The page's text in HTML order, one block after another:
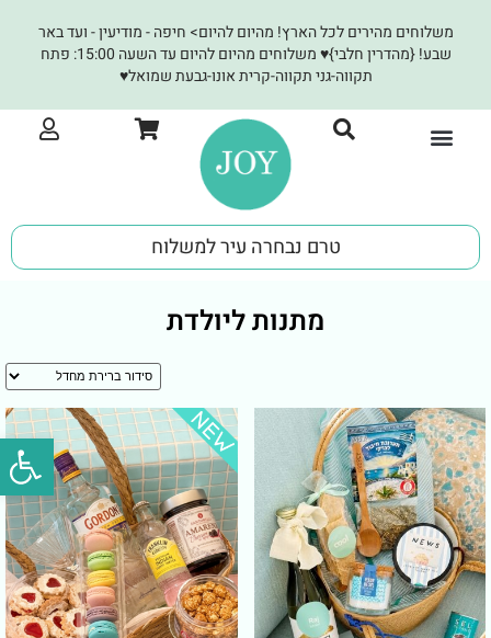
פתח
משלוחים מהירים לכל הארץ! מהיום להיום> חיפה - מודיעין - ועד באר
שבע! {מהדרין חלבי}♥ משלוחים מהיום להיום עד השעה 15:00: פתח
תקווה-גני תקווה-קרית אונו-גבעת שמואל♥
טרם נבחרה עיר למשלוח
מתנות ליולדת